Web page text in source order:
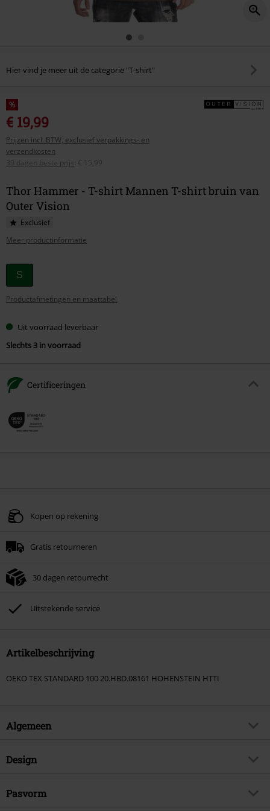
Hier vind je meer uit de categorie "T-shirt"
%
€ 19,99
Prijzen incl. BTW, exclusief verpakkings- en
verzendkosten
30 dagen beste prijs
€ 15,99
Thor Hammer - T-shirt Mannen T-shirt bruin van
Outer Vision
Exclusief
Meer productinformatie
Kies
je
maat
S
Productafmetingen en maattabel
Uit voorraad leverbaar
Slechts 3 in voorraad
Certificeringen
Kopen op rekening
Gratis retourneren
30 dagen retourrecht
Uitstekende service
Artikelbeschrijving
OEKO TEX STANDARD 100 20.HBD.08161 HOHENSTEIN HTTI
Algemeen
Artikelnr.
Brand
Design
Producttype
Pasvorm